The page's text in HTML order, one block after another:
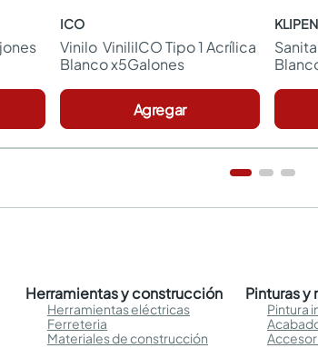
ICO
Vinilo  ViniliICO Tipo 1 Acrílica
Blanco x5Galones
Agregar
KLIPEN
Herramientas y construcción
Herramientas eléctricas
Ferreteria
Materiales de construcción
Pinturas
Pintura